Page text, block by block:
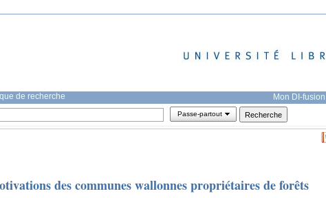
de recherche Mon DI-fusion
Passe-partout
des communes wallonnes propriétaires de forêts